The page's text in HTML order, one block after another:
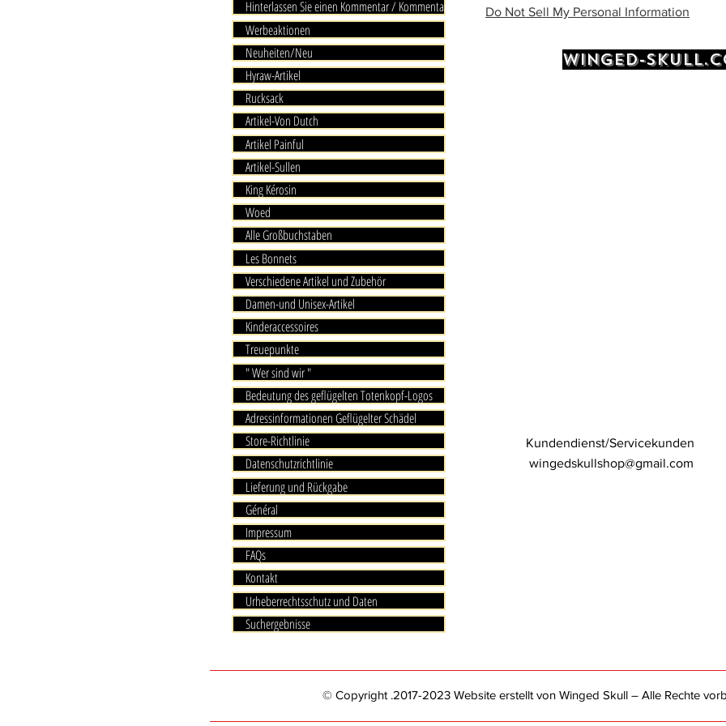
Hinterlassen Sie einen Kommentar / Kommentare
Werbeaktionen
Neuheiten/Neu
Hyraw-Artikel
Rucksack
Artikel-Von Dutch
Artikel Painful
Artikel-Sullen
King Kérosin
Woed
Alle Großbuchstaben
Les Bonnets
Verschiedene Artikel und Zubehör
Damen-und Unisex-Artikel
Kinderaccessoires
Treuepunkte
" Wer sind wir "
Bedeutung des geflügelten Totenkopf-Logos
Adressinformationen Geflügelter Schädel
Store-Richtlinie
Datenschutzrichtlinie
Lieferung und Rückgabe
Général
Impressum
FAQs
Kontakt
Urheberrechtsschutz und Daten
Suchergebnisse
Do Not Sell My Personal Information
WINGED-
Kundendienst/Servicekunden
wingedskullshop@gmail.com
© Copyright .2017-2023 Website erstellt von Winged Skull – Alle Rechte